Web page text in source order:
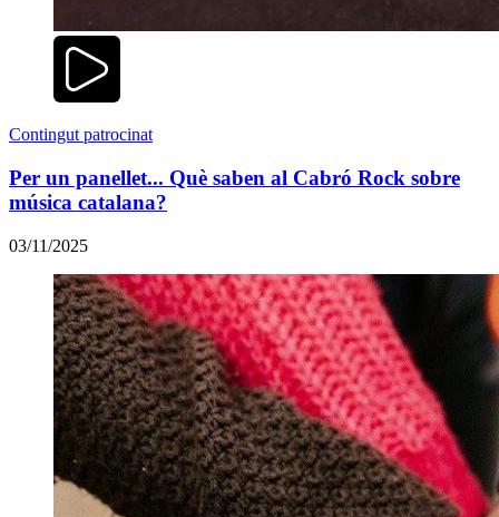
Contingut patrocinat
Per un panellet... Què saben al Cabró Rock sobre
música catalana?
03/11/2025